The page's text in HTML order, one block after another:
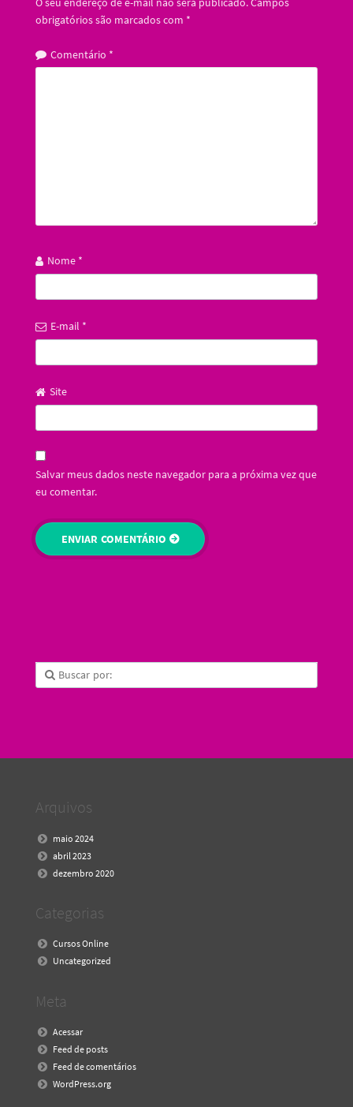
obrigatórios são marcados com *
Comentário *
Nome *
E-mail *
Site
Salvar meus dados neste navegador para a próxima vez que
eu comentar.
Arquivos
maio 2024
abril 2023
dezembro 2020
Categorias
Cursos Online
Uncategorized
Meta
Acessar
Feed de posts
Feed de comentários
WordPress.org